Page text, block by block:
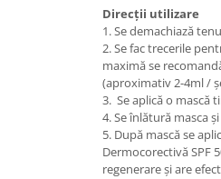
Direcții utilizare
1. Se demachiază
2. Se fac trecerile
maximă se
(aproximativ 2-4ml /
3. Se aplică o mască
4. Se înlătură masca
5. După mască se
Dermocorectivă SPF
regenerare și are